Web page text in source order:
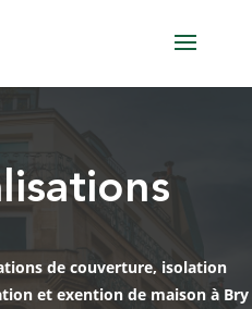
de couverture, isolation
et exention de maison à Bry